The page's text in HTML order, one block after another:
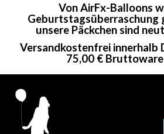
Von AirFx-Balloons
Geburtstagsüberraschung
unsere Päckchen sind
Versandkostenfrei innerhalb
75,00 €